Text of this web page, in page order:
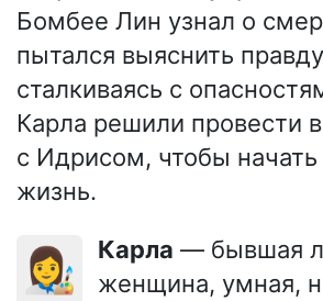
Бомбее Лин узнал о
пытался выяснить
сталкиваясь с
Карла решили провести
с Идрисом, чтобы
жизнь.
👩‍🎨 Карла — бывшая
женщина, умная,